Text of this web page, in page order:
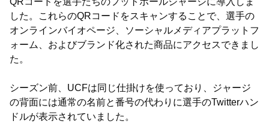
した。これらのQRコードをスキャンすることで、選手の
オンラインバイオページ、ソーシャルメディアプラットフ
ォーム、およびブランド化された商品にアクセスできまし
た。
シーズン前、UCFは同じ仕掛けを使っており、ジャージ
の背面には通常の名前と番号の代わりに選手のTwitterハン
ドルが表示されていました。